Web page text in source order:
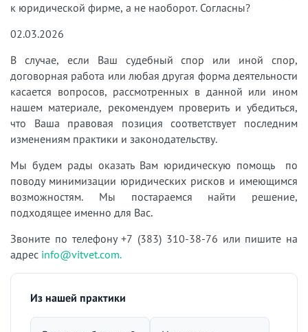
к юридической фирме, а не наоборот. Согласны?
02.03.2026
В случае, если Ваш судебный спор или иной спор,
договорная работа или любая другая форма деятельности
касается вопросов, рассмотренных в данной или ином
нашем материале, рекомендуем проверить и убедиться,
что Ваша правовая позиция соответствует последним
изменениям практики и законодательству.
Мы будем рады оказать Вам юридическую помощь по
поводу минимизации юридических рисков и имеющимся
возможностям. Мы постараемся найти решение,
подходящее именно для Вас.
Звоните по телефону +7 (383) 310-38-76 или пишите на
адрес info@vitvet.com.
Из нашей практики